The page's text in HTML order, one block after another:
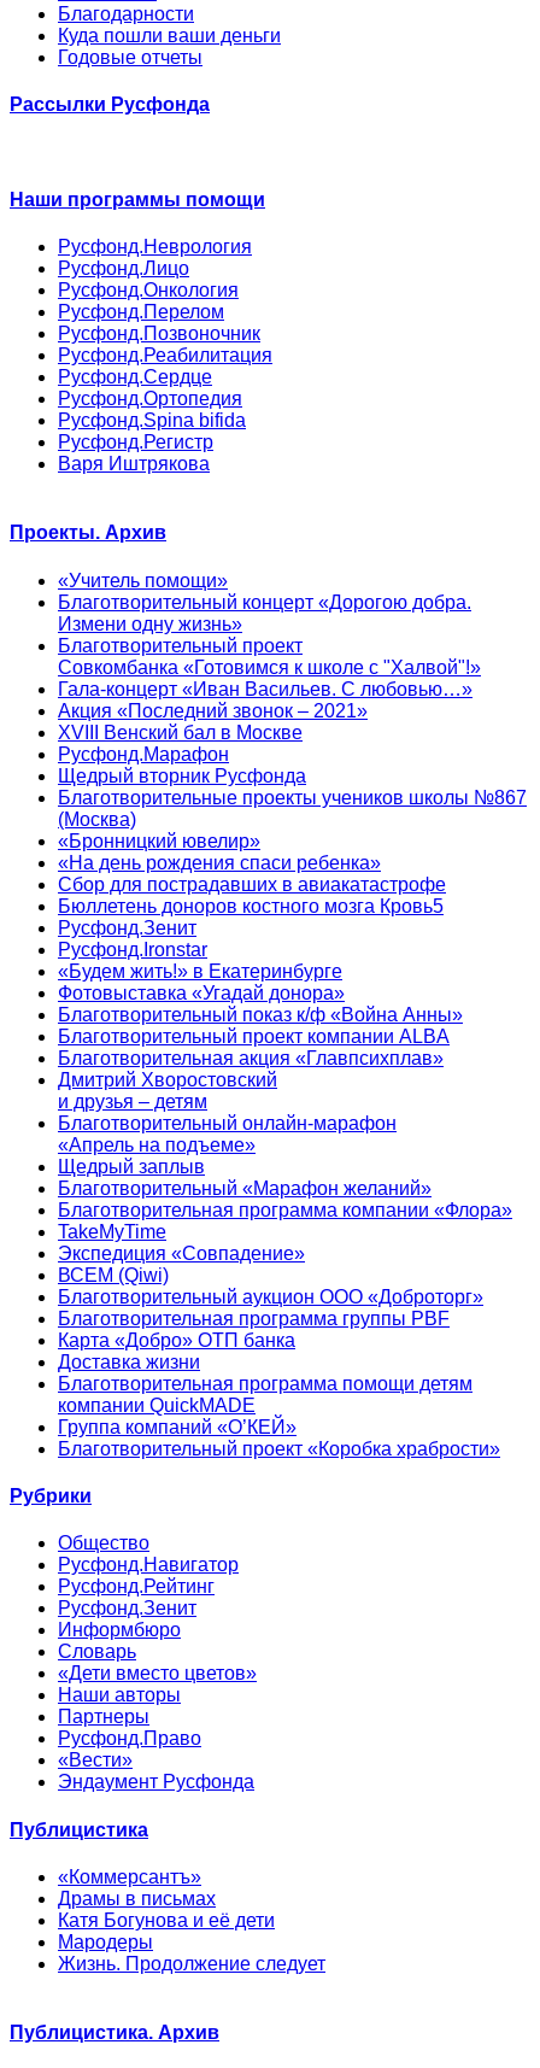
Благодарности
Куда пошли ваши деньги
Годовые отчеты
Рассылки Русфонда
Наши программы помощи
Русфонд.Неврология
Русфонд.Лицо
Русфонд.Онкология
Русфонд.Перелом
Русфонд.Позвоночник
Русфонд.Реабилитация
Русфонд.Сердце
Русфонд.Ортопедия
Русфонд.Spina bifida
Русфонд.Регистр
Варя Иштрякова
Проекты. Архив
«Учитель помощи»
Благотворительный концерт «Дорогою добра.
Измени одну жизнь»
Благотворительный проект
Совкомбанка «Готовимся к школе с "Халвой"!»
Гала-концерт «Иван Васильев. С любовью…»
Акция «Последний звонок – 2021»
XVIII Венский бал в Москве
Русфонд.Марафон
Щедрый вторник Русфонда
Благотворительные проекты учеников школы №867
(Москва)
«Бронницкий ювелир»
«На день рождения спаси ребенка»
Сбор для пострадавших в авиакатастрофе
Бюллетень доноров костного мозга Кровь5
Русфонд.Зенит
Русфонд.Ironstar
«Будем жить!» в Екатеринбурге
Фотовыставка «Угадай донора»
Благотворительный показ к/ф «Война Анны»
Благотворительный проект компании ALBA
Благотворительная акция «Главпсихплав»
Дмитрий Хворостовский
и друзья – детям
Благотворительный онлайн‑марафон
«Апрель на подъеме»
Щедрый заплыв
Благотворительный «Марафон желаний»
Благотворительная программа компании «Флора»
TakeMyTime
Экспедиция «Совпадение»
ВСЕМ (Qiwi)
Благотворительный аукцион ООО «Доброторг»
Благотворительная программа группы PBF
Карта «Добро» ОТП банка
Доставка жизни
Благотворительная программа помощи детям
компании QuickMADE
Группа компаний «О’КЕЙ»
Благотворительный проект «Коробка храбрости»
Рубрики
Общество
Русфонд.Навигатор
Русфонд.Рейтинг
Русфонд.Зенит
Информбюро
Словарь
«Дети вместо цветов»
Наши авторы
Партнеры
Русфонд.Право
«Вести»
Эндаумент Русфонда
Публицистика
«Коммерсантъ»
Драмы в письмах
Катя Богунова и её дети
Мародеры
Жизнь. Продолжение следует
Публицистика. Архив